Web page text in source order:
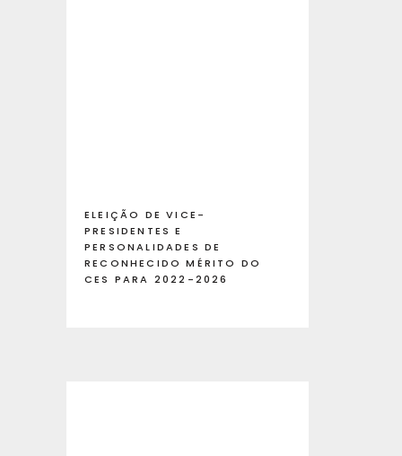
ELEIÇÃO DE VICE-
PRESIDENTES E
PERSONALIDADES DE
RECONHECIDO MÉRITO DO
CES PARA 2022-2026